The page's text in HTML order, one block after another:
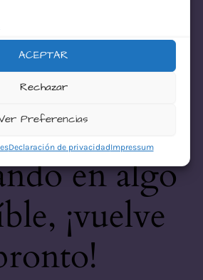
ACEPTAR
Rechazar
Preferencias
Declaración de privacidadImpressum
este
Estamos
en algo
¡vuelve